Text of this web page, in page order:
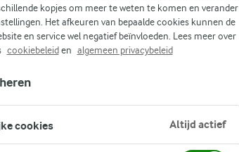
kopjes om meer te weten te komen en verander
Het afkeuren van bepaalde cookies kunnen de
en service wel negatief beïnvloeden. Lees meer over
cookiebeleiden algemeen privacybeleid
cookies Altijd actief